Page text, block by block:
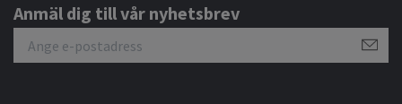
Anmäl dig till vår nyhetsbrev